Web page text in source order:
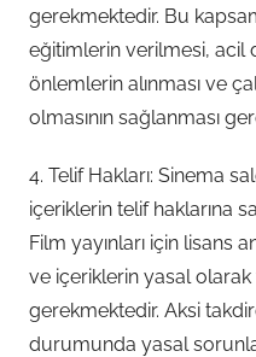
gerekmektedir. Bu
eğitimlerin verilmesi,
önlemlerin alınması ve
olmasının sağlanması
4. Telif Hakları: Sinema
içeriklerin telif haklarına
Film yayınları için lisans
ve içeriklerin yasal
gerekmektedir. Aksi
durumunda yasal